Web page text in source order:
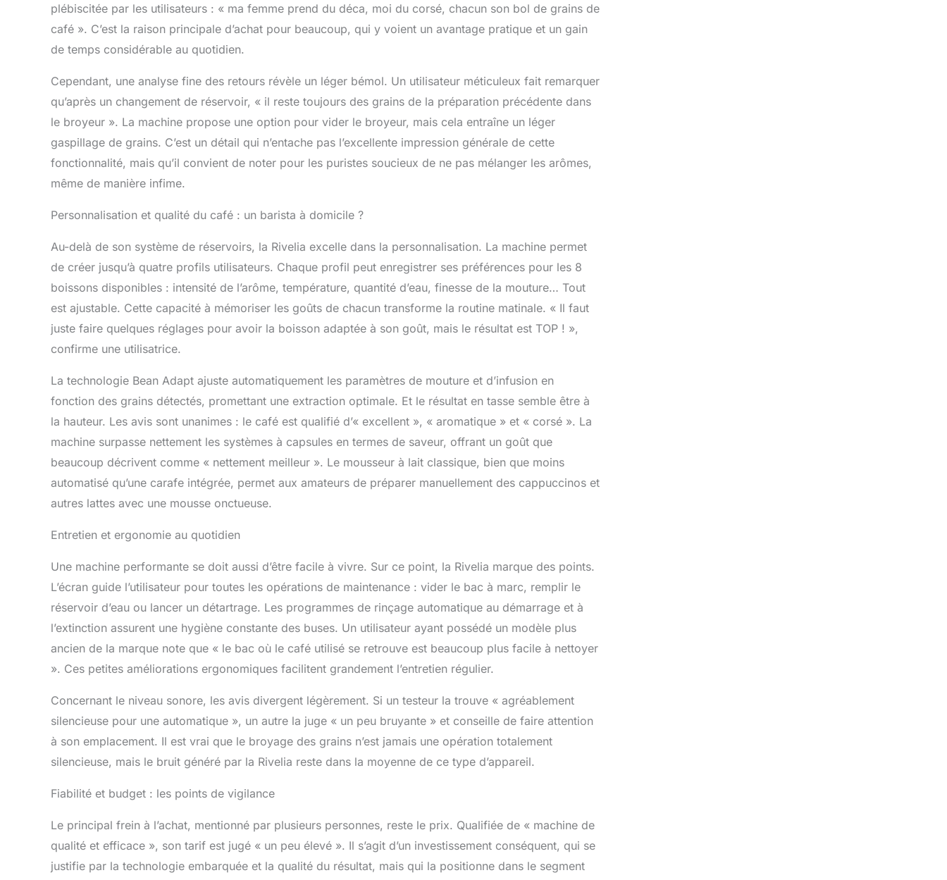
plébiscitée par les utilisateurs : « ma femme prend du déca, moi du corsé, chacun son bol de grains de
café ». C’est la raison principale d’achat pour beaucoup, qui y voient un avantage pratique et un gain
de temps considérable au quotidien.
Cependant, une analyse fine des retours révèle un léger bémol. Un utilisateur méticuleux fait remarquer
qu’après un changement de réservoir, « il reste toujours des grains de la préparation précédente dans
le broyeur ». La machine propose une option pour vider le broyeur, mais cela entraîne un léger
gaspillage de grains. C’est un détail qui n’entache pas l’excellente impression générale de cette
fonctionnalité, mais qu’il convient de noter pour les puristes soucieux de ne pas mélanger les arômes,
même de manière infime.
Personnalisation et qualité du café : un barista à domicile ?
Au-delà de son système de réservoirs, la Rivelia excelle dans la personnalisation. La machine permet
de créer jusqu’à quatre profils utilisateurs. Chaque profil peut enregistrer ses préférences pour les 8
boissons disponibles : intensité de l’arôme, température, quantité d’eau, finesse de la mouture… Tout
est ajustable. Cette capacité à mémoriser les goûts de chacun transforme la routine matinale. « Il faut
juste faire quelques réglages pour avoir la boisson adaptée à son goût, mais le résultat est TOP ! »,
confirme une utilisatrice.
La technologie Bean Adapt ajuste automatiquement les paramètres de mouture et d’infusion en
fonction des grains détectés, promettant une extraction optimale. Et le résultat en tasse semble être à
la hauteur. Les avis sont unanimes : le café est qualifié d’« excellent », « aromatique » et « corsé ». La
machine surpasse nettement les systèmes à capsules en termes de saveur, offrant un goût que
beaucoup décrivent comme « nettement meilleur ». Le mousseur à lait classique, bien que moins
automatisé qu’une carafe intégrée, permet aux amateurs de préparer manuellement des cappuccinos et
autres lattes avec une mousse onctueuse.
Entretien et ergonomie au quotidien
Une machine performante se doit aussi d’être facile à vivre. Sur ce point, la Rivelia marque des points.
L’écran guide l’utilisateur pour toutes les opérations de maintenance : vider le bac à marc, remplir le
réservoir d’eau ou lancer un détartrage. Les programmes de rinçage automatique au démarrage et à
l’extinction assurent une hygiène constante des buses. Un utilisateur ayant possédé un modèle plus
ancien de la marque note que « le bac où le café utilisé se retrouve est beaucoup plus facile à nettoyer
». Ces petites améliorations ergonomiques facilitent grandement l’entretien régulier.
Concernant le niveau sonore, les avis divergent légèrement. Si un testeur la trouve « agréablement
silencieuse pour une automatique », un autre la juge « un peu bruyante » et conseille de faire attention
à son emplacement. Il est vrai que le broyage des grains n’est jamais une opération totalement
silencieuse, mais le bruit généré par la Rivelia reste dans la moyenne de ce type d’appareil.
Fiabilité et budget : les points de vigilance
Le principal frein à l’achat, mentionné par plusieurs personnes, reste le prix. Qualifiée de « machine de
qualité et efficace », son tarif est jugé « un peu élevé ». Il s’agit d’un investissement conséquent, qui se
justifie par la technologie embarquée et la qualité du résultat, mais qui la positionne dans le segment